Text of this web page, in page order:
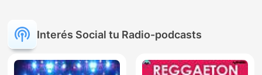
Interés Social tu Radio-podcasts